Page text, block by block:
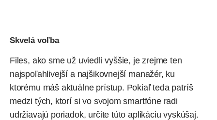
Skvelá voľba
Files, ako sme už uviedli vyššie, je zrejme ten
najspoľahlivejší a najšikovnejší manažér, ku
ktorému máš aktuálne prístup. Pokiaľ teda patríš
medzi tých, ktorí si vo svojom smartfóne radi
udržiavajú poriadok, určite túto aplikáciu vyskúšaj.